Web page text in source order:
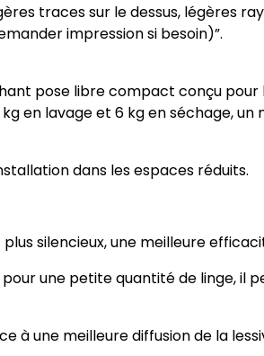
L
a
e
l
g
é
h
t
traces sur le dessus, légères
impression si besoin)”.
pose libre compact conçu
en lavage et 6 kg en séchage, un
dans les espaces réduits.
silencieux, une meilleure
pour une petite quantité de linge,
à une meilleure diffusion de la